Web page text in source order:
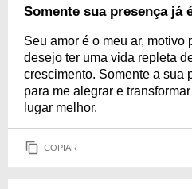
Somente sua presença já
Seu amor é o meu ar, motivo
desejo ter uma vida repleta
crescimento. Somente a sua
para me alegrar e
lugar melhor.
COPIAR